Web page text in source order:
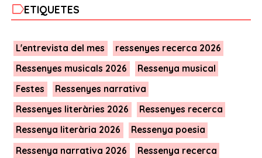
labelETIQUETES
L'entrevista del mes
ressenyes recerca 2026
Ressenyes musicals 2026
Ressenya musical
Festes
Ressenyes narrativa
Ressenyes literàries 2026
Ressenyes recerca
Ressenya literària 2026
Ressenya poesia
Ressenya narrativa 2026
Ressenya recerca